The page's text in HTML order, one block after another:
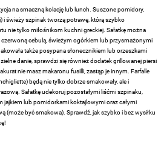
na smaczną kolację lub lunch. Suszone pomidory,
i świeży szpinak tworzą potrawę, którą szybko
nie tylko miłośnikom kuchni greckiej. Sałatkę można
cebulą, świeżym ogórkiem lub przysmażonymi
także posypana słonecznikiem lub orzeszkami
danie, sprawdzi się również dodatek grillowanej piersi
nie masz makaronu fusilli, zastąp je innym. Farfalle
będą nie tylko dobrze smakowały, ale i
Sałatkę udekoruj pozostałymi liśćmi szpinaku,
lub pomidorkami koktajlowymi oraz całymi
(może być smakowa). Sprawdź, jak szybko i bez wysiłku